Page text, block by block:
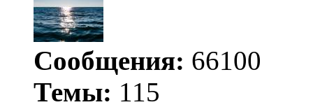
Сообщения: 66100
Темы: 115